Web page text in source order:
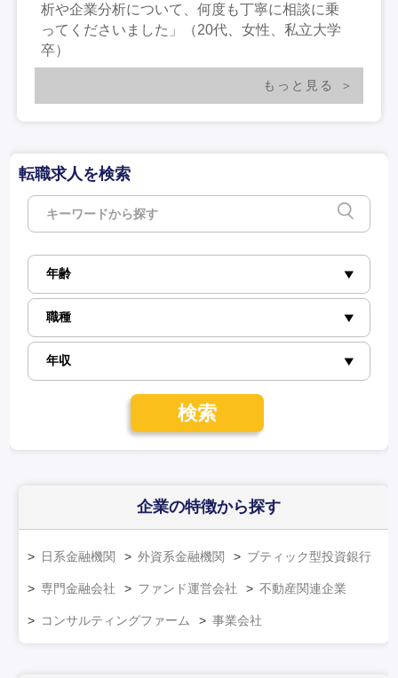
析や企業分析について、何度も丁寧に相談に乗
ってくださいました」（20代、女性、私立大学
卒）
もっと見る
転職求人を検索
検索
企業の特徴から探す
日系金融機関 外資系金融機関 ブティック型投資銀行
専門金融会社 ファンド運営会社 不動産関連企業
コンサルティングファーム 事業会社